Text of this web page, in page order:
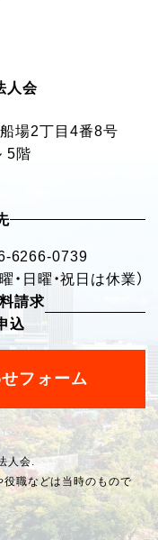
人会
場2丁目4番8号
5階
6266-0739
日曜・祝日は休業）
請求
込
フォーム
人会.
職などは当時のもので